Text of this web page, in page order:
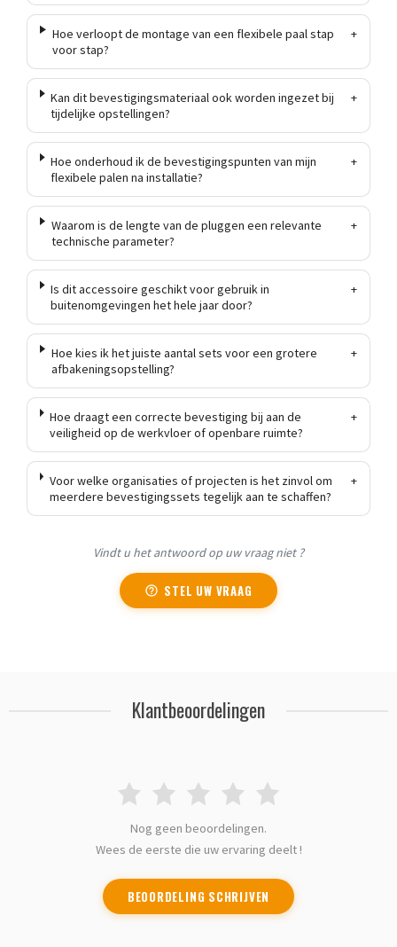
Hoe verloopt de montage van een flexibele paal stap
voor stap?
+
Kan dit bevestigingsmateriaal ook worden ingezet bij
tijdelijke opstellingen?
+
Hoe onderhoud ik de bevestigingspunten van mijn
flexibele palen na installatie?
+
Waarom is de lengte van de pluggen een relevante
technische parameter?
+
Is dit accessoire geschikt voor gebruik in
buitenomgevingen het hele jaar door?
+
Hoe kies ik het juiste aantal sets voor een grotere
afbakeningsopstelling?
+
Hoe draagt een correcte bevestiging bij aan de
veiligheid op de werkvloer of openbare ruimte?
+
Voor welke organisaties of projecten is het zinvol om
meerdere bevestigingssets tegelijk aan te schaffen?
+
Vindt u het antwoord op uw vraag niet ?
STEL UW VRAAG
Klantbeoordelingen
Nog geen beoordelingen.
Wees de eerste die uw ervaring deelt !
BEOORDELING SCHRIJVEN